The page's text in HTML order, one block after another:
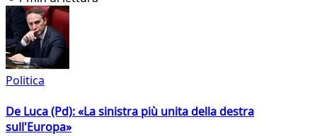
Politica
De Luca (Pd): «La sinistra più unita della destra
sull'Europa»